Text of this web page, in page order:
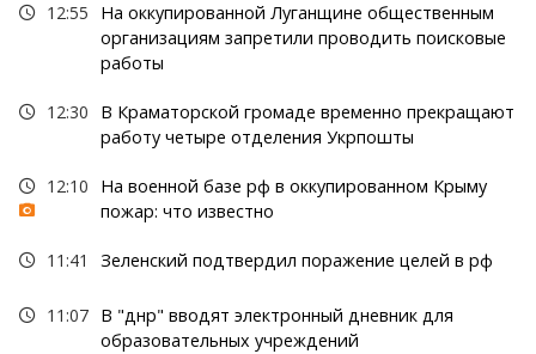
12:55
На оккупированной Луганщине общественным
организациям запретили проводить поисковые
работы
12:30
В Краматорской громаде временно прекращают
работу четыре отделения Укрпошты
12:10
На военной базе рф в оккупированном Крыму
пожар: что известно
11:41 Зеленский подтвердил поражение целей в рф
11:07 В "днр" вводят электронный дневник для
образовательных учреждений